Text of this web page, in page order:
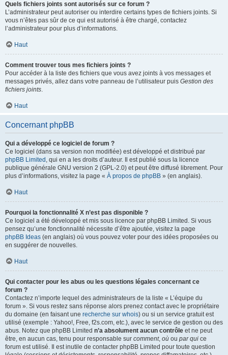
Quels fichiers joints sont autorisés sur ce forum ?
L’administrateur peut autoriser ou interdire certains types de fichiers joints. Si
vous n’êtes pas sûr de ce qui est autorisé à être chargé, contactez
l’administrateur pour plus d’informations.
Haut
Comment trouver tous mes fichiers joints ?
Pour accéder à la liste des fichiers que vous avez joints à vos messages et
messages privés, allez dans votre panneau de l’utilisateur puis Gestion des
fichiers joints.
Haut
Concernant phpBB
Qui a développé ce logiciel de forum ?
Ce logiciel (dans sa version non modifiée) est développé et distribué par
phpBB Limited , qui en a les droits d’auteur. Il est publié sous la licence
publique générale GNU version 2 (GPL-2.0) et peut être diffusé librement. Pour
plus d’informations, visitez la page « À propos de phpBB » (en anglais).
Haut
Pourquoi la fonctionnalité X n’est pas disponible ?
Ce logiciel a été développé et mis sous licence par phpBB Limited. Si vous
pensez qu’une fonctionnalité nécessite d’être ajoutée, visitez la page
phpBB Ideas (en anglais) où vous pouvez voter pour des idées proposées ou
en suggérer de nouvelles.
Haut
Qui contacter pour les abus ou les questions légales concernant ce
forum ?
Contactez n’importe lequel des administrateurs de la liste « L’équipe du
forum ». Si vous restez sans réponse alors prenez contact avec le propriétaire
du domaine (en faisant une recherche sur whois) ou si un service gratuit est
utilisé (exemple : Yahoo!, Free, f2s.com, etc.), avec le service de gestion ou des
abus. Notez que phpBB Limited n’a absolument aucun contrôle et ne peut
être, en aucun cas, tenu pour responsable sur comment, où ou par qui ce
forum est utilisé. Il est inutile de contacter phpBB Limited pour toute question